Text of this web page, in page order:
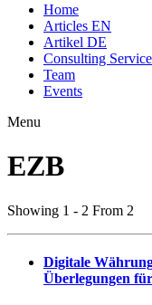
Home
Articles EN
Artikel DE
Consulting
Team
Events
Menu
EZB
Showing 1 - 2 From 2
Digitale
Überlegungen